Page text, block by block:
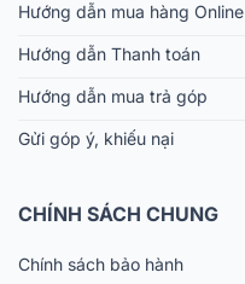
Hướng dẫn mua hàng Online
Hướng dẫn Thanh toán
Hướng dẫn mua trả góp
Gửi góp ý, khiếu nại
CHÍNH SÁCH CHUNG
Chính sách bảo hành